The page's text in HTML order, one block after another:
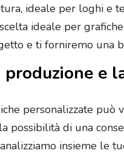
ideale per loghi e
ideale per
e ti forniremo una
e
personalizzate può
possibilità di una
insieme le